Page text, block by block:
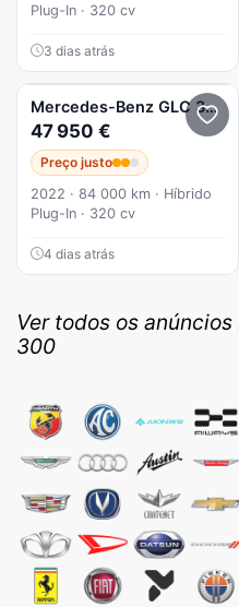
Plug-In · 320 cv
3 dias atrás
Mercedes-Benz GLC 300
47 950 €
Preço justo
2022 · 84 000 km · Híbrido
Plug-In · 320 cv
4 dias atrás
Ver todos os
300